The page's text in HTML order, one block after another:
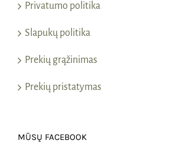
Privatumo politika
Slapukų politika
Prekių grąžinimas
Prekių pristatymas
MŪSŲ FACEBOOK